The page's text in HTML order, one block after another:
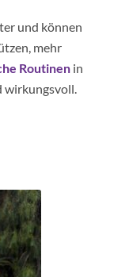
und können
mehr
Routinenin
wirkungsvoll.